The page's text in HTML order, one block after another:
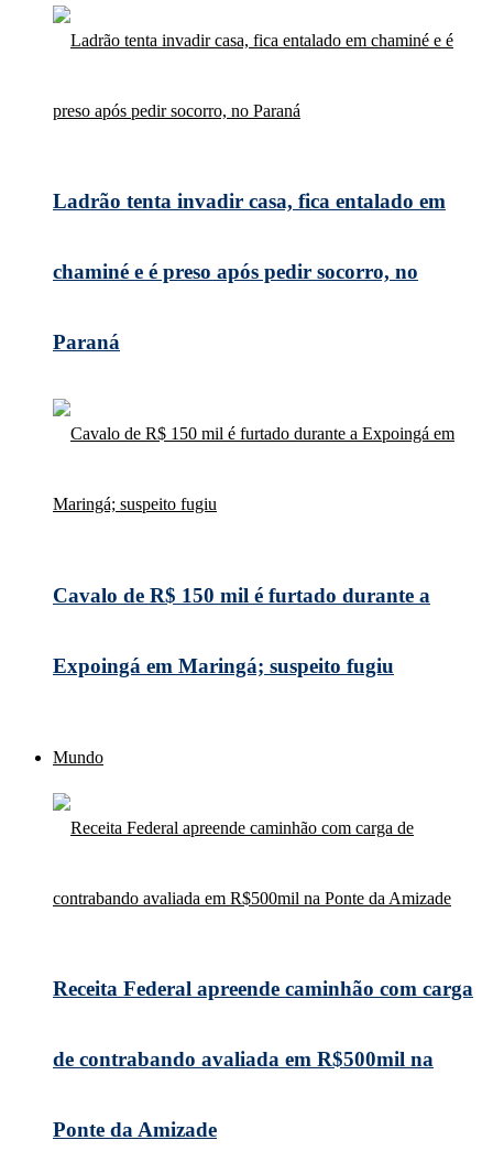
Ladrão tenta invadir casa, fica entalado em
chaminé e é preso após pedir socorro, no
Paraná
Cavalo de R$ 150 mil é furtado durante a
Expoingá em Maringá; suspeito fugiu
Mundo
Receita Federal apreende caminhão com carga
de contrabando avaliada em R$500mil na
Ponte da Amizade